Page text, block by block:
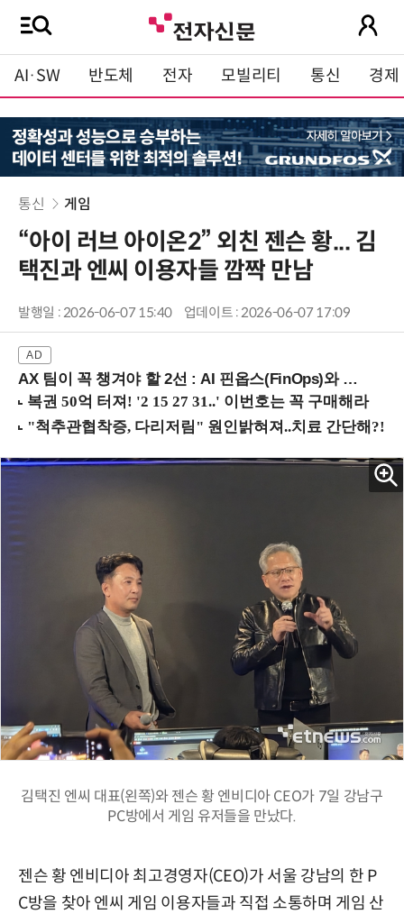
AI·SW 반도체 전자 모빌리티 통신 경제
통신 게임
“아이 러브 아이온2” 외친 젠슨 황... 김
택진과 엔씨 이용자들 깜짝 만남
발행일 : 2026-06-07 15:40 업데이트 : 2026-06-07 17:09
AX 팀이 꼭 챙겨야 할 2선 : AI 핀옵스(FinOps)와 토큰 거버넌스 (8/21 잠실역)
김택진 엔씨 대표(왼쪽)와 젠슨 황 엔비디아 CEO가 7일 강남구
PC방에서 게임 유저들을 만났다.
젠슨 황 엔비디아 최고경영자(CEO)가 서울 강남의 한 P
C방을 찾아 엔씨 게임 이용자들과 직접 소통하며 게임 산